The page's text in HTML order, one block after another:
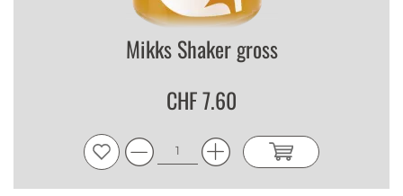
Mikks Shaker gross
CHF 7.60